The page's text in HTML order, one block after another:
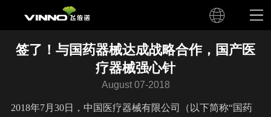
签了！与国药器械达成战略合作，国产医
疗器械强心针
August 07-2018
2018年7月30日，中国医疗器械有限公司（以下简称“国药